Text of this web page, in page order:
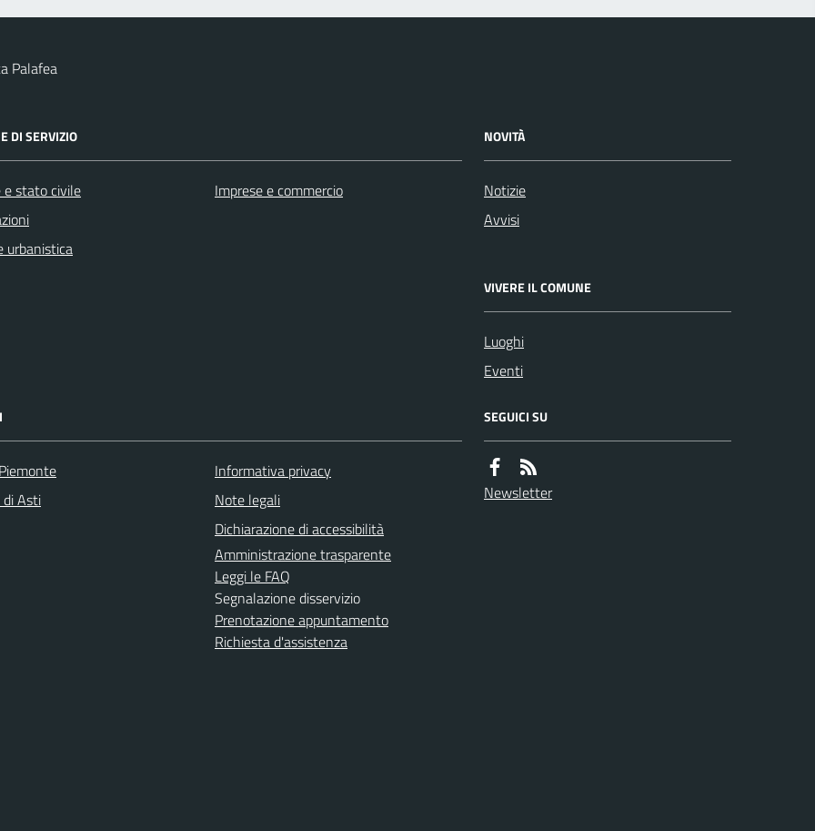
Palafea
DI SERVIZIO
e stato civile
urbanistica
Imprese e commercio
NOVITÀ
Notizie
Avvisi
VIVERE IL COMUNE
Luoghi
Eventi
di Asti
Informativa privacy
Note legali
Dichiarazione di accessibilità
Amministrazione trasparente
Leggi le FAQ
Segnalazione disservizio
Prenotazione appuntamento
Richiesta d'assistenza
SEGUICI SU
Newsletter